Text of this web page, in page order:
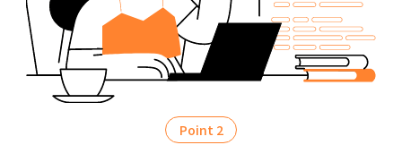
Point 2